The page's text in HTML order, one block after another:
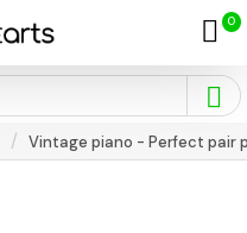
0
Vintage piano - Perfect pair